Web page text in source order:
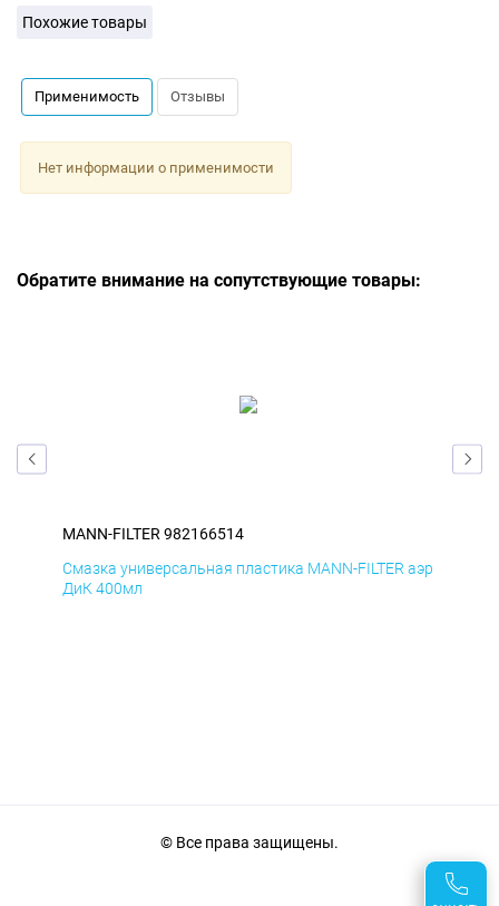
Похожие товары
Применимость Отзывы
Нет информации о применимости
Обратите внимание на сопутствующие товары:
MANN-FILTER 982166514
Смазка универсальная пластика MANN-FILTER аэр
ДиК 400мл
© Все права защищены.